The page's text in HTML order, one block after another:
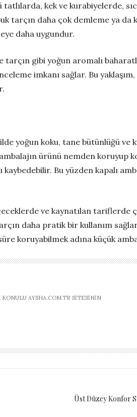
kek ve kurabiyelerde,
tarçın daha çok demleme ya
daha uygundur.
tarçın gibi yoğun aromalı
imkanı sağlar. Bu
yoğun koku, tane bütünlüğü ve
ürünü nemden koruyup
Bu yüzden kapalı
ve kaynatılan tariflerde
daha pratik bir kullanım
koruyabilmek adına küçük
AYSHA.COM.TR SITESININ
Üst Düzey Konfor